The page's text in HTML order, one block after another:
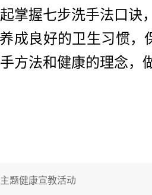
掌握七步洗手法口诀
成良好的卫生习惯
方法和健康的理念，
题健康宣教活动